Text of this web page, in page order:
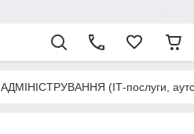
АДМІНІСТРУВАННЯ (ІТ-послуги,